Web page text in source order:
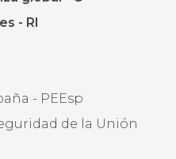
- RI
- PEEsp
de la Unión